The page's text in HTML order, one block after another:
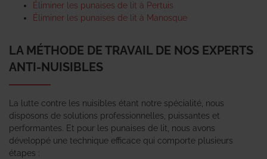
Éliminer les punaises de lit à Pertuis
Éliminer les punaises de lit à Manosque
LA MÉTHODE DE TRAVAIL DE NOS EXPERTS
ANTI-NUISIBLES
La lutte contre les nuisibles étant notre spécialité, nous
disposons de solutions professionnelles, puissantes et
performantes. Et pour les punaises de lit, nous avons
développé une technique efficace qui comporte plusieurs
étapes :